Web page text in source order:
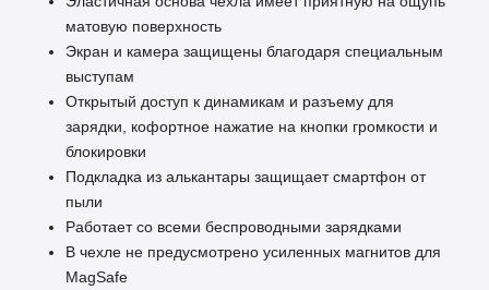
матовую поверхность
Экран и камера защищены благодаря специальным
выступам
Открытый доступ к динамикам и разъему для
зарядки, кофортное нажатие на кнопки громкости и
блокировки
Подкладка из алькантары защищает смартфон от
пыли
Работает со всеми беспроводными зарядками
В чехле не предусмотрено усиленных магнитов для
MagSafe